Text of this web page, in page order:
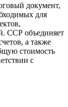
документ,
для
ССР объединяет
а также
стоимость
с